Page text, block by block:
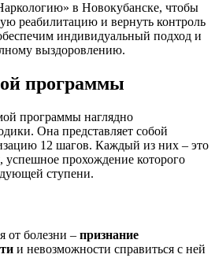
в Новокубанске, чтобы
реабилитацию и вернуть контроль
индивидуальный подход и
выздоровлению.
программы
программы наглядно
Она представляет собой
12 шагов. Каждый из них – это
успешное прохождение которого
ступени.
от болезни – признание
и невозможности справиться с ней